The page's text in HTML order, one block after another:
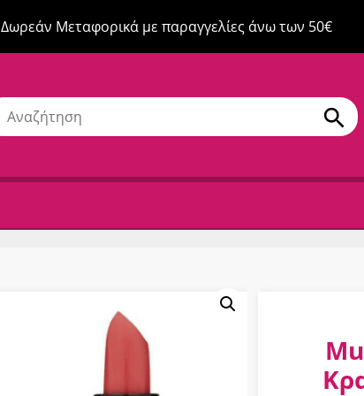
Δωρεάν Μεταφορικά με παραγγελίες άνω των 50€